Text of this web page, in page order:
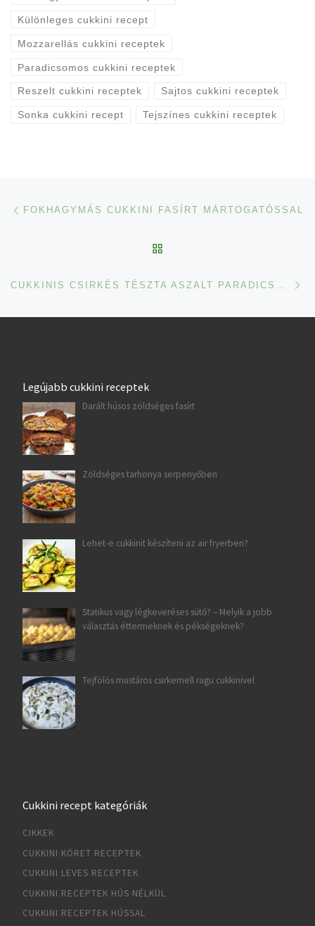
Különleges cukkini recept
Mozzarellás cukkini receptek
Paradicsomos cukkini receptek
Reszelt cukkini receptek Sajtos cukkini receptek
Sonka cukkini recept Tejszínes cukkini receptek
Navigálás a bejegyzések között
FOKHAGYMÁS CUKKINI FASÍRT MÁRTOGATÓSSAL
Legújabb cukkini receptek
Darált húsos zöldséges fasírt
Zöldséges tarhonya serpenyőben
Lehet-e cukkinit készíteni az air fryerben?
Statikus vagy légkeveréses sütő? – Melyik a jobb
választás éttermeknek és pékségeknek?
Tejfölös mustáros csirkemell ragu cukkinivel
Cukkini recept kategóriák
CIKKEK
CUKKINI KÖRET RECEPTEK
CUKKINI LEVES RECEPTEK
CUKKINI RECEPTEK HÚS NÉLKÜL
CUKKINI RECEPTEK HÚSSAL